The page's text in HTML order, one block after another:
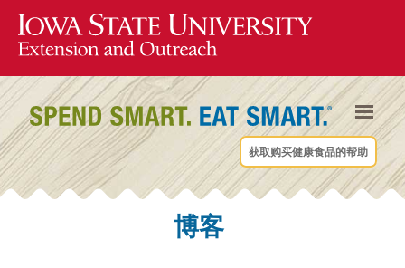
获取购买健康食品的帮助
博客